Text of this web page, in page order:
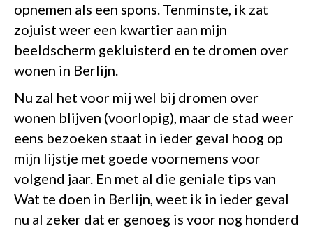
opnemen als een spons. Tenminste, ik zat
zojuist weer een kwartier aan mijn
beeldscherm gekluisterd en te dromen over
wonen in Berlijn.
Nu zal het voor mij wel bij dromen over
wonen blijven (voorlopig), maar de stad weer
eens bezoeken staat in ieder geval hoog op
mijn lijstje met goede voornemens voor
volgend jaar. En met al die geniale tips van
Wat te doen in Berlijn, weet ik in ieder geval
nu al zeker dat er genoeg is voor nog honderd